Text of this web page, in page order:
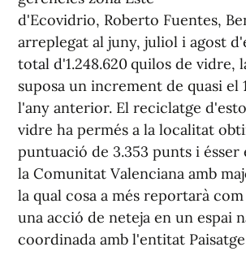
d'Ecovidrio, Roberto Fuentes,
arreplegat al juny, juliol i agost
total d'1.248.620 quilos de vidre,
suposa un increment de quasi el
l'any anterior. El reciclatge
vidre ha permés a la localitat
puntuació de 3.353 punts i
la Comunitat Valenciana amb
la qual cosa a més reportarà
una acció de neteja en un espai
coordinada amb l'entitat